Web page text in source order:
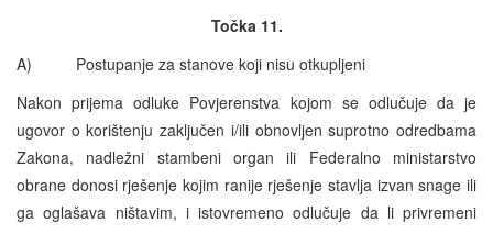
Točka 11.
A) Postupanje za stanove koji nisu otkupljeni
Nakon prijema odluke Povjerenstva kojom se odlučuje da je
ugovor o korištenju zaključen i/ili obnovljen suprotno odredbama
Zakona, nadležni stambeni organ ili Federalno ministarstvo
obrane donosi rješenje kojim ranije rješenje stavlja izvan snage ili
ga oglašava ništavim, i istovremeno odlučuje da li privremeni